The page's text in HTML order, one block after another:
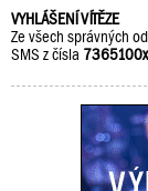
VYHLÁŠENÍ VÍTĚZE
Ze všech správných
SMS z čísla